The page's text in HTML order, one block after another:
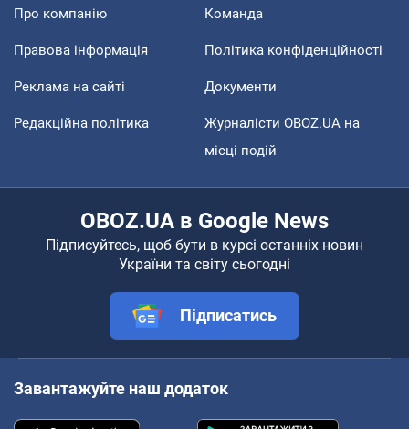
Про компанію Команда
Правова інформація Політика конфіденційності
Реклама на сайті Документи
Редакційна політика
Журналісти OBOZ.UA на
місці подій
OBOZ.UA в Google News
Підписуйтесь, щоб бути в курсі останніх новин
України та світу сьогодні
Підписатись
Завантажуйте наш додаток